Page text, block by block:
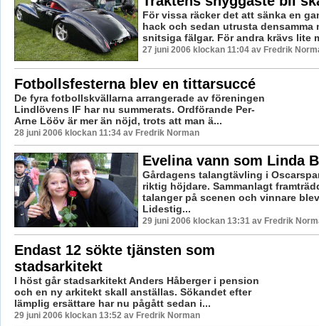
För vissa räcker det att sänka en
hack och sedan utrusta densamma
snitsiga fälgar. För andra krävs lite
27 juni 2006 klockan 11:04 av Fredrik
Fotbollsfesterna blev en tittarsuccé
De fyra fotbollskvällarna arrangerade av föreningen
Lindlövens IF har nu summerats. Ordförande Per-
Arne Lööv är mer än nöjd, trots att man ä...
28 juni 2006 klockan 11:34 av Fredrik Norman
Evelina vann som Linda
Gårdagens talangtävling i
riktig höjdare. Sammanlagt
talanger på scenen och vinnare
Lidestig...
29 juni 2006 klockan 13:31 av Fredrik
Endast 12 sökte tjänsten som
stadsarkitekt
I höst går stadsarkitekt Anders Håberger i pension
och en ny arkitekt skall anställas. Sökandet efter
lämplig ersättare har nu pågått sedan i...
29 juni 2006 klockan 13:52 av Fredrik Norman